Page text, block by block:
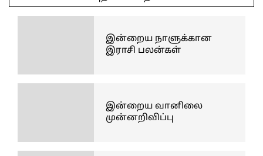
இன்றைய நாளுக்கான
இராசி பலன்கள்
இன்றைய வானிலை
முன்னறிவிப்பு